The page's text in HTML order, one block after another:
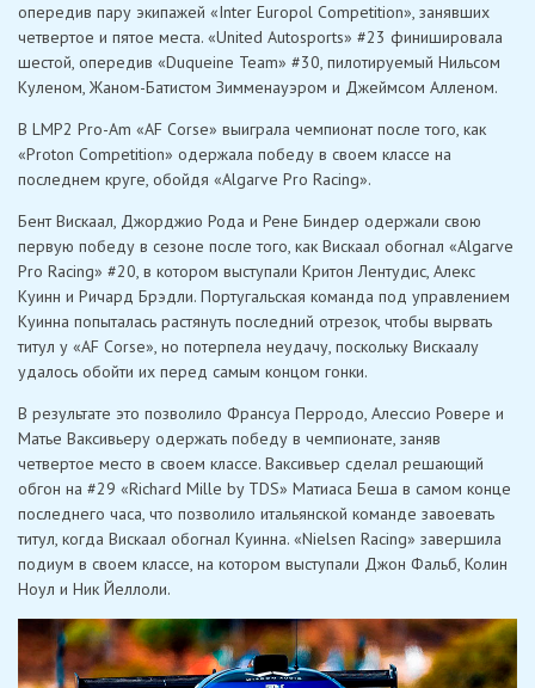
опередив пару экипажей «Inter Europol Competition», занявших
четвертое и пятое места. «United Autosports» #23 финишировала
шестой, опередив «Duqueine Team» #30, пилотируемый Нильсом
Куленом, Жаном-Батистом Зимменауэром и Джеймсом Алленом.
В LMP2 Pro-Am «AF Corse» выиграла чемпионат после того, как
«Proton Competition» одержала победу в своем классе на
последнем круге, обойдя «Algarve Pro Racing».
Бент Вискаал, Джорджио Рода и Рене Биндер одержали свою
первую победу в сезоне после того, как Вискаал обогнал «Algarve
Pro Racing» #20, в котором выступали Критон Лентудис, Алекс
Куинн и Ричард Брэдли. Португальская команда под управлением
Куинна попыталась растянуть последний отрезок, чтобы вырвать
титул у «AF Corse», но потерпела неудачу, поскольку Вискаалу
удалось обойти их перед самым концом гонки.
В результате это позволило Франсуа Перродо, Алессио Ровере и
Матье Ваксивьеру одержать победу в чемпионате, заняв
четвертое место в своем классе. Ваксивьер сделал решающий
обгон на #29 «Richard Mille by TDS» Матиаса Беша в самом конце
последнего часа, что позволило итальянской команде завоевать
титул, когда Вискаал обогнал Куинна. «Nielsen Racing» завершила
подиум в своем классе, на котором выступали Джон Фальб, Колин
Ноул и Ник Йеллоли.